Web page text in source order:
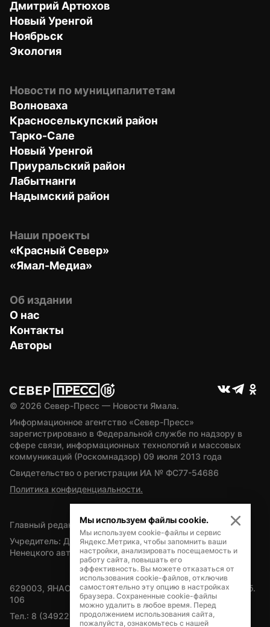
Дмитрий Артюхов
Новый Уренгой
Ноябрьск
Экология
Новости по муниципалитетам
Волноваха
Красноселькупский район
Тарко-Сале
Новый Уренгой
Приуральский район
Лабытнанги
Надымский район
Наши проекты
«Красный Север»
«Ямал-Медиа»
Об издании
О нас
Контакты
Авторы
© 2026 Север-Пресс — Новости Ямала.
Информационное агентство «Север-Пресс»
зарегистрировано в Федеральной службе по надзору в
сфере связи, информационных технологий и массовых
коммуникаций (Роскомнадзор) 09 июля 2013 года
Свидетельство о регистрации ИА № ФС77-54686
Политика конфиденциальности.
Главный редактор — А.Л. Поздеев
Учредитель: Департамент внутренней политики Ямало-
Ненецкого автономного округа
629003, ЯНАО, Салехард, мкр. Богдана Кнунянца, д.1, каб.
106
Тел.: 8 (34922) 71262
Мы используем файлы cookie.
Мы используем cookie-файлы и сервис
Яндекс.Метрика, чтобы запомнить ваши
настройки, анализировать посещаемость и
работу сайта, повышать его
эффективность. Вы можете отказаться от
использования cookie-файлов, отключив
самостоятельно эту опцию в настройках
браузера. Сохраненные cookie-файлы
можно удалить в любое время. Перед
продолжением использования сайта,
пожалуйста, ознакомьтесь с нашей